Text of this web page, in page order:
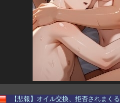
【悲報】オイル交換、拒否されまくる